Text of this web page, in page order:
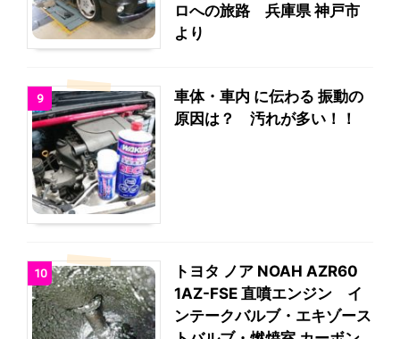
ロへの旅路 兵庫県 神戸市
より
9
車体・車内 に伝わる 振動の
原因は？ 汚れが多い！！
10
トヨタ ノア NOAH AZR60
1AZ-FSE 直噴エンジン イ
ンテークバルブ・エキゾース